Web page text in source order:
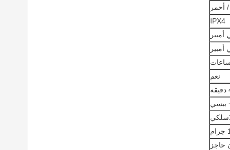
أحمر
IPX4
نعم